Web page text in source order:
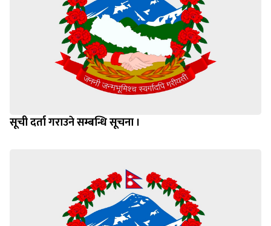
सूची दर्ता गराउने सम्बन्धि सूचना ।